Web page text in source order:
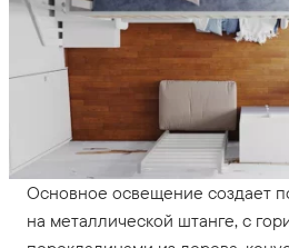
Основное освещение создает
на металлической штанге, с